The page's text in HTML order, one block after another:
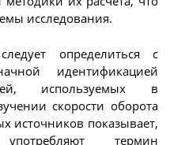
исследования.
определиться с
идентификацией
, используемых в
скорости оборота
источников показывает,
термин